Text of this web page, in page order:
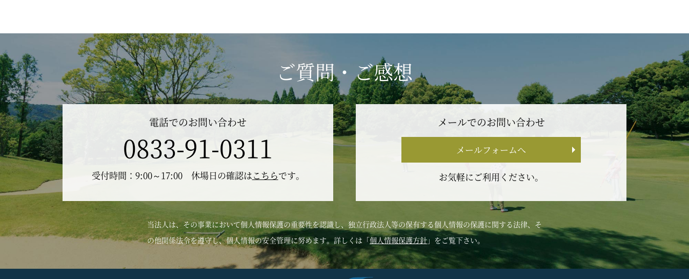
ご質問・ご感想
電話でのお問い合わせ
0833-91-0311
受付時間：9:00～17:00 休場日の確認はこちらです。
メールでのお問い合わせ
メールフォームへ
お気軽にご利用ください。
当法人は、その事業において個人情報保護の重要性を認識し、独立行政法人等の保有する個人情報の保護に関する法律、そ
の他関係法令を遵守し、個人情報の安全管理に努めます。詳しくは「個人情報保護方針 」をご覧下さい。